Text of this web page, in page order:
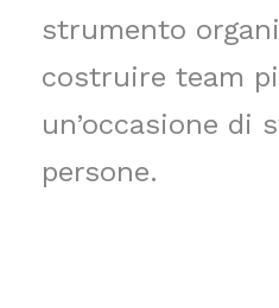
strumento
costruire team
un’occasione di
persone.